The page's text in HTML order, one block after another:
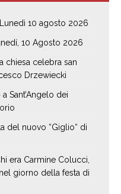
Lunedì 10 agosto 2026
10 Agosto 2026
chiesa celebra san
Drzewiecki
Sant’Angelo dei
del nuovo “Giglio“ di
era Carmine Colucci,
giorno della festa di